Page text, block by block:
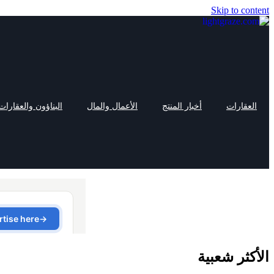
Skip to content
العقارات أخبار المنتج الأعمال والمال البناؤون
الأكثر شعبية